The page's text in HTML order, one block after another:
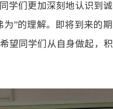
学们更加深刻地认识到
为”的理解。即将到来的
望同学们从自身做起，